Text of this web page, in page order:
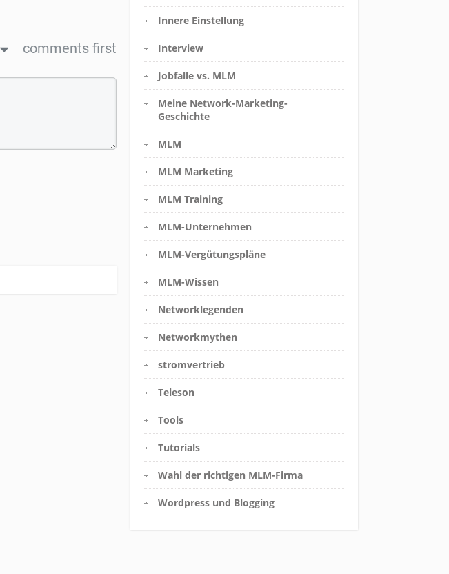
comments first
Innere Einstellung
Interview
Jobfalle vs. MLM
Meine Network-Marketing-
Geschichte
MLM
MLM Marketing
MLM Training
MLM-Unternehmen
MLM-Vergütungspläne
MLM-Wissen
Networklegenden
Networkmythen
stromvertrieb
Teleson
Tools
Tutorials
Wahl der richtigen MLM-Firma
Wordpress und Blogging